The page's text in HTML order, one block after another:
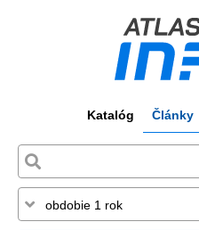
Katalóg Články